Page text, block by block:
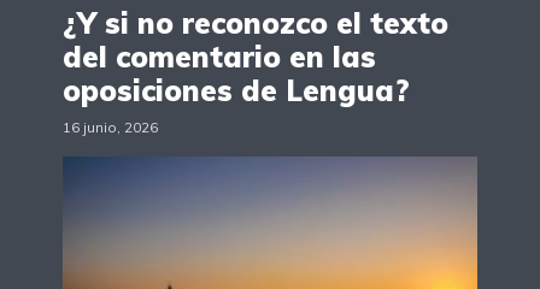
¿Y si no reconozco el texto
del comentario en las
oposiciones de Lengua?
16 junio, 2026